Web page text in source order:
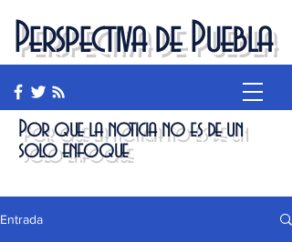
Perspectiva de Puebla
Por que la noticia no es de un
solo enfoque
Entrada